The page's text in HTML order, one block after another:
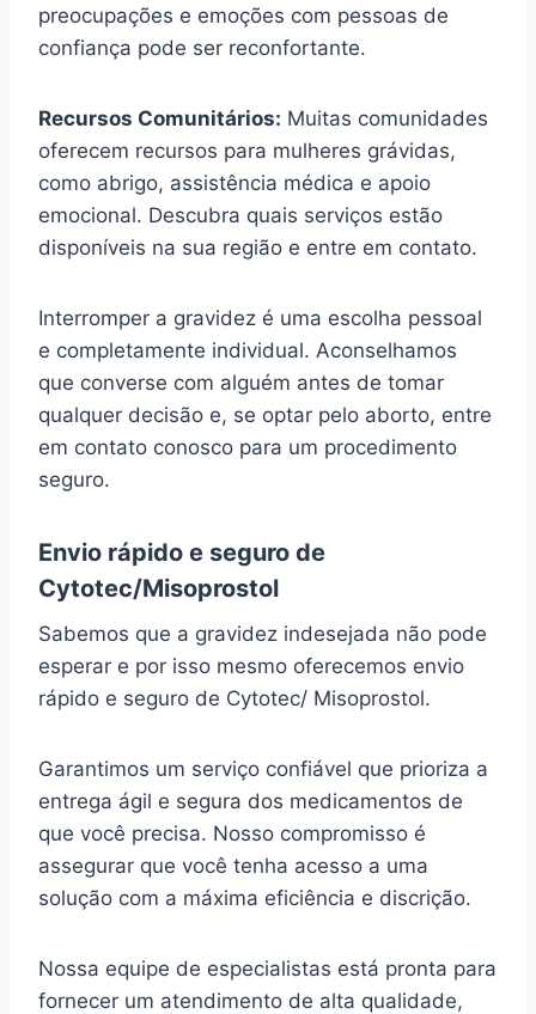
preocupações e emoções com pessoas de
confiança pode ser reconfortante.
Recursos Comunitários: Muitas comunidades
oferecem recursos para mulheres grávidas,
como abrigo, assistência médica e apoio
emocional. Descubra quais serviços estão
disponíveis na sua região e entre em contato.
Interromper a gravidez é uma escolha pessoal
e completamente individual. Aconselhamos
que converse com alguém antes de tomar
qualquer decisão e, se optar pelo aborto, entre
em contato conosco para um procedimento
seguro.
Envio rápido e seguro de
Cytotec/Misoprostol
Sabemos que a gravidez indesejada não pode
esperar e por isso mesmo oferecemos envio
rápido e seguro de Cytotec/ Misoprostol.
Garantimos um serviço confiável que prioriza a
entrega ágil e segura dos medicamentos de
que você precisa. Nosso compromisso é
assegurar que você tenha acesso a uma
solução com a máxima eficiência e discrição.
Nossa equipe de especialistas está pronta para
fornecer um atendimento de alta qualidade,